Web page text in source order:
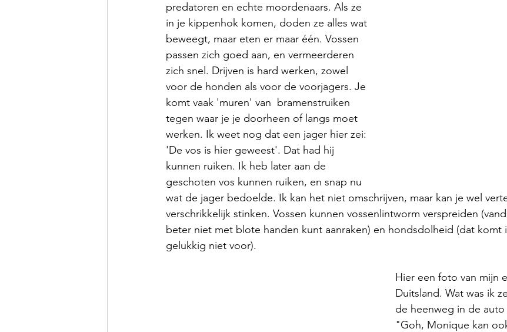
predatoren en echte moordenaars. Als ze
in je kippenhok komen, doden ze alles wat
beweegt, maar eten er maar één. Vossen
passen zich goed aan, en vermeerderen
zich snel. Drijven is hard werken, zowel
voor de honden als voor de voorjagers. Je
komt vaak 'muren' van  bramenstruiken
tegen waar je je doorheen of langs moet
werken. Ik weet nog dat een jager hier zei:
'De vos is hier geweest'. Dat had hij
kunnen ruiken. Ik heb later aan de
geschoten vos kunnen ruiken, en snap nu
wat de jager bedoelde. Ik kan het niet omschrijven, maar kan je wel
verschrikkelijk stinken. Vossen kunnen vossenlintworm verspreiden
beter niet met blote handen kunt aanraken) en hondsdolheid (dat komt
gelukkig niet voor).
Hier een foto van mijn
Duitsland. Wat was ik
de heenweg in de
"Goh, Monique kan